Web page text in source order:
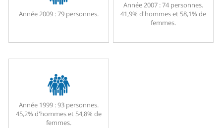
Année 2009 :79 personnes.
Année 2007 :74 personnes.
41,9% d'hommes et 58,1% de
femmes.
Année 1999 :93 personnes.
45,2% d'hommes et 54,8% de
femmes.